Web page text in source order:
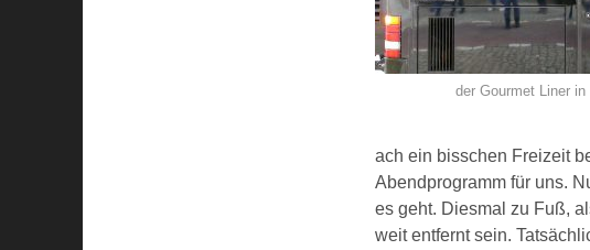
der Gourmet Liner in
ach ein bisschen Freizeit
Abendprogramm für uns.
es geht. Diesmal zu Fuß,
weit entfernt sein.